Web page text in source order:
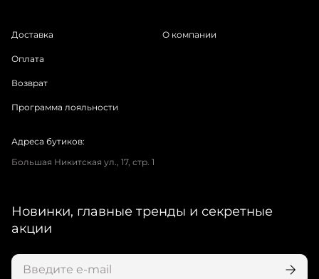
Доставка
Оплата
Возврат
Программа лояльности
О компании
Адреса бутиков:
Большая Никитская ул., 17, стр. 1
Новинки, главные тренды и секретные
акции